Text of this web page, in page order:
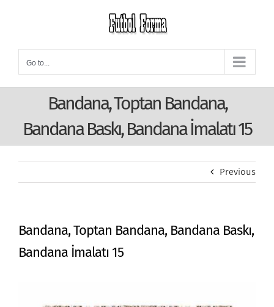
content
Go to...
Bandana, Toptan Bandana,
Bandana Baskı, Bandana İmalatı 15
Previous
Bandana, Toptan Bandana, Bandana Baskı,
Bandana İmalatı 15